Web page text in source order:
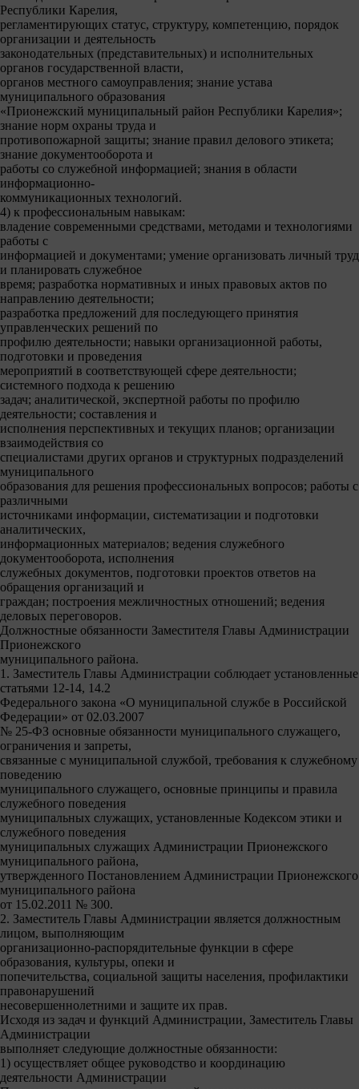
Республики Карелия,
регламентирующих статус, структуру, компетенцию, порядок
организации и деятельность
законодательных (представительных) и исполнительных
органов государственной власти,
органов местного самоуправления; знание устава
муниципального образования
«Прионежский муниципальный район Республики Карелия»;
знание норм охраны труда и
противопожарной защиты; знание правил делового этикета;
знание документооборота и
работы со служебной информацией; знания в области
информационно-
коммуникационных технологий.
4) к профессиональным навыкам:
владение современными средствами, методами и технологиями
работы с
информацией и документами; умение организовать личный труд
и планировать служебное
время; разработка нормативных и иных правовых актов по
направлению деятельности;
разработка предложений для последующего принятия
управленческих решений по
профилю деятельности; навыки организационной работы,
подготовки и проведения
мероприятий в соответствующей сфере деятельности;
системного подхода к решению
задач; аналитической, экспертной работы по профилю
деятельности; составления и
исполнения перспективных и текущих планов; организации
взаимодействия со
специалистами других органов и структурных подразделений
муниципального
образования для решения профессиональных вопросов; работы с
различными
источниками информации, систематизации и подготовки
аналитических,
информационных материалов; ведения служебного
документооборота, исполнения
служебных документов, подготовки проектов ответов на
обращения организаций и
граждан; построения межличностных отношений; ведения
деловых переговоров.
Должностные обязанности Заместителя Главы Администрации
Прионежского
муниципального района.
1. Заместитель Главы Администрации соблюдает установленные
статьями 12-14, 14.2
Федерального закона «О муниципальной службе в Российской
Федерации» от 02.03.2007
№ 25-ФЗ основные обязанности муниципального служащего,
ограничения и запреты,
связанные с муниципальной службой, требования к служебному
поведению
муниципального служащего, основные принципы и правила
служебного поведения
муниципальных служащих, установленные Кодексом этики и
служебного поведения
муниципальных служащих Администрации Прионежского
муниципального района,
утвержденного Постановлением Администрации Прионежского
муниципального района
от 15.02.2011 № 300.
2. Заместитель Главы Администрации является должностным
лицом, выполняющим
организационно-распорядительные функции в сфере
образования, культуры, опеки и
попечительства, социальной защиты населения, профилактики
правонарушений
несовершеннолетними и защите их прав.
Исходя из задач и функций Администрации, Заместитель Главы
Администрации
выполняет следующие должностные обязанности:
1) осуществляет общее руководство и координацию
деятельности Администрации